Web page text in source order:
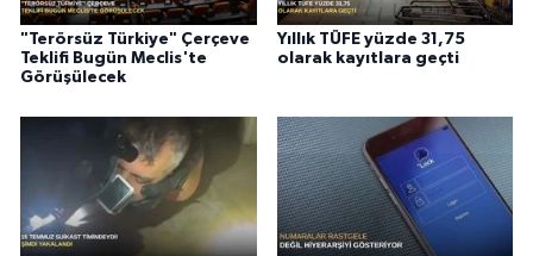
"Terörsüz Türkiye" Çerçeve
Teklifi Bugün Meclis'te
Görüşülecek
Yıllık TÜFE yüzde 31,75
olarak kayıtlara geçti